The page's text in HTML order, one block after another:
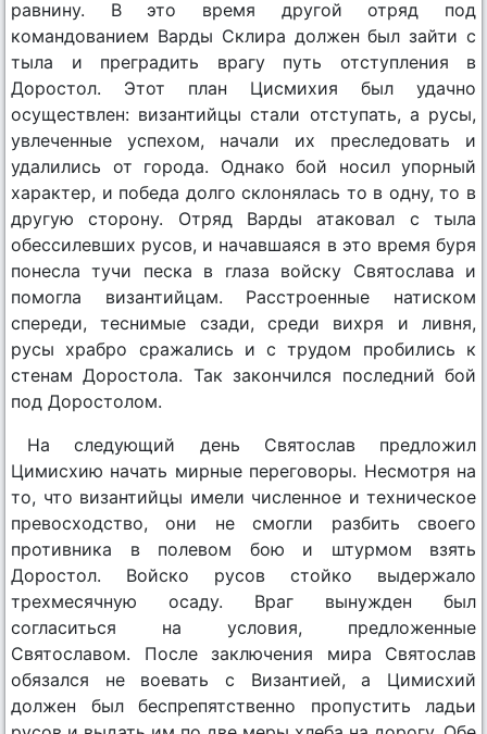
равнину. В это время другой отряд под
командованием Варды Склира должен был зайти с
тыла и преградить врагу путь отступления в
Доростол. Этот план Цисмихия был удачно
осуществлен: византийцы стали отступать, а русы,
увлеченные успехом, начали их преследовать и
удалились от города. Однако бой носил упорный
характер, и победа долго склонялась то в одну, то в
другую сторону. Отряд Варды атаковал с тыла
обессилевших русов, и начавшаяся в это время буря
понесла тучи песка в глаза войску Святослава и
помогла византийцам. Расстроенные натиском
спереди, теснимые сзади, среди вихря и ливня,
русы храбро сражались и с трудом пробились к
стенам Доростола. Так закончился последний бой
под Доростолом.
На следующий день Святослав предложил
Цимисхию начать мирные переговоры. Несмотря на
то, что византийцы имели численное и техническое
превосходство, они не смогли разбить своего
противника в полевом бою и штурмом взять
Доростол. Войско русов стойко выдержало
трехмесячную осаду. Враг вынужден был
согласиться на условия, предложенные
Святославом. После заключения мира Святослав
обязался не воевать с Византией, а Цимисхий
должен был беспрепятственно пропустить ладьи